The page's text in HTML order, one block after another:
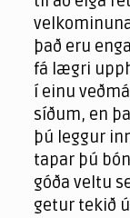
það eru
fá lægri
í einu
síðum, en
þú leggur
tapar þú
góða veltu
getur tekið